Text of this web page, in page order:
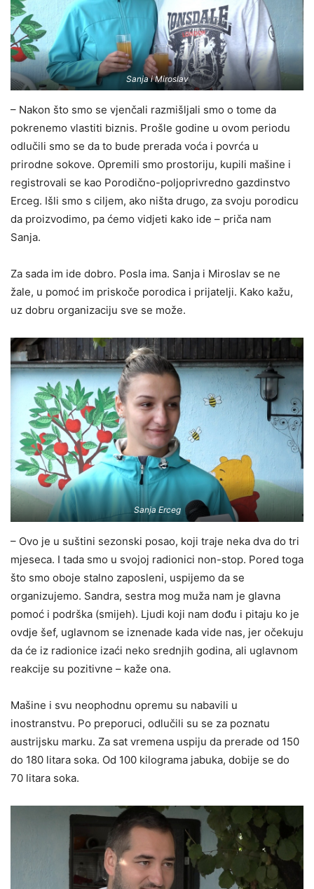
Sanja i Miroslav
– Nakon što smo se vjenčali razmišljali smo o tome da
pokrenemo vlastiti biznis. Prošle godine u ovom periodu
odlučili smo se da to bude prerada voća i povrća u
prirodne sokove. Opremili smo prostoriju, kupili mašine i
registrovali se kao Porodično-poljoprivredno gazdinstvo
Erceg. Išli smo s ciljem, ako ništa drugo, za svoju porodicu
da proizvodimo, pa ćemo vidjeti kako ide – priča nam
Sanja.
Za sada im ide dobro. Posla ima. Sanja i Miroslav se ne
žale, u pomoć im priskoče porodica i prijatelji. Kako kažu,
uz dobru organizaciju sve se može.
Sanja Erceg
– Ovo je u suštini sezonski posao, koji traje neka dva do tri
mjeseca. I tada smo u svojoj radionici non-stop. Pored toga
što smo oboje stalno zaposleni, uspijemo da se
organizujemo. Sandra, sestra mog muža nam je glavna
pomoć i podrška (smijeh). Ljudi koji nam dođu i pitaju ko je
ovdje šef, uglavnom se iznenade kada vide nas, jer očekuju
da će iz radionice izaći neko srednjih godina, ali uglavnom
reakcije su pozitivne – kaže ona.
Mašine i svu neophodnu opremu su nabavili u
inostranstvu. Po preporuci, odlučili su se za poznatu
austrijsku marku. Za sat vremena uspiju da prerade od 150
do 180 litara soka. Od 100 kilograma jabuka, dobije se do
70 litara soka.